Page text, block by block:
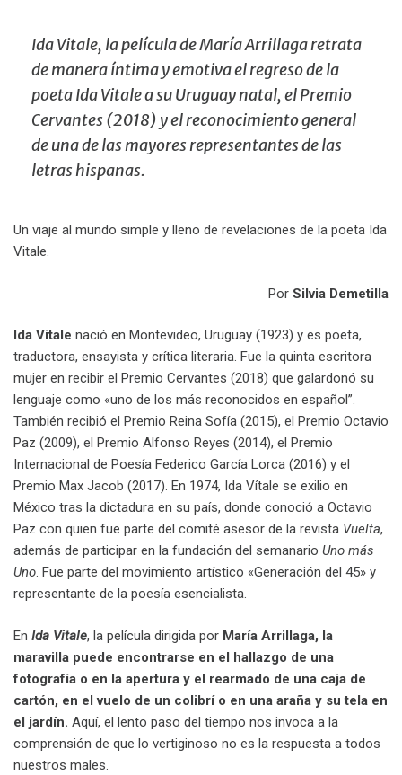
Ida Vitale, la película de María Arrillaga retrata
de manera íntima y emotiva el regreso de la
poeta Ida Vitale a su Uruguay natal, el Premio
Cervantes (2018) y el reconocimiento general
de una de las mayores representantes de las
letras hispanas.
Un viaje al mundo simple y lleno de revelaciones de la poeta Ida
Vitale.
Por Silvia Demetilla
Ida Vitale nació en Montevideo, Uruguay (1923) y es poeta,
traductora, ensayista y crítica literaria. Fue la quinta escritora
mujer en recibir el Premio Cervantes (2018) que galardonó su
lenguaje como «uno de los más reconocidos en español”.
También recibió el Premio Reina Sofía (2015), el Premio Octavio
Paz (2009), el Premio Alfonso Reyes (2014), el Premio
Internacional de Poesía Federico García Lorca (2016) y el
Premio Max Jacob (2017). En 1974, Ida Vítale se exilio en
México tras la dictadura en su país, donde conoció a Octavio
Paz con quien fue parte del comité asesor de la revista Vuelta,
además de participar en la fundación del semanario Uno más
Uno. Fue parte del movimiento artístico «Generación del 45» y
representante de la poesía esencialista.
En Ida Vitale, la película dirigida por María Arrillaga, la
maravilla puede encontrarse en el hallazgo de una
fotografía o en la apertura y el rearmado de una caja de
cartón, en el vuelo de un colibrí o en una araña y su tela en
el jardín. Aquí, el lento paso del tiempo nos invoca a la
comprensión de que lo vertiginoso no es la respuesta a todos
nuestros males.